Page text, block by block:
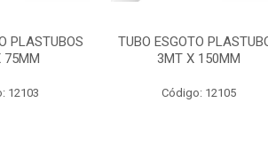
PLASTUBOS
75MM
12103
TUBO ESGOTO
3MT X 150MM
Código: 12105